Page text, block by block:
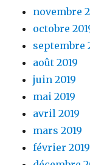
novembre
octobre
septembre
août 2019
juin 2019
mai 2019
avril 2019
mars 2019
février 2019